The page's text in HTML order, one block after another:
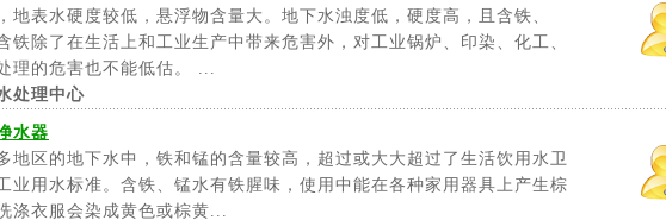
地表水硬度较低，悬浮物含量大。地下水浊度低，硬度高，且含铁、
铁除了在生活上和工业生产中带来危害外，对工业锅炉、印染、化工、
理的危害也不能低估。 ...
处理中心
水器
地区的地下水中，铁和锰的含量较高，超过或大大超过了生活饮用水卫
业用水标准。含铁、锰水有铁腥味，使用中能在各种家用器具上产生棕
涤衣服会染成黄色或棕黄...